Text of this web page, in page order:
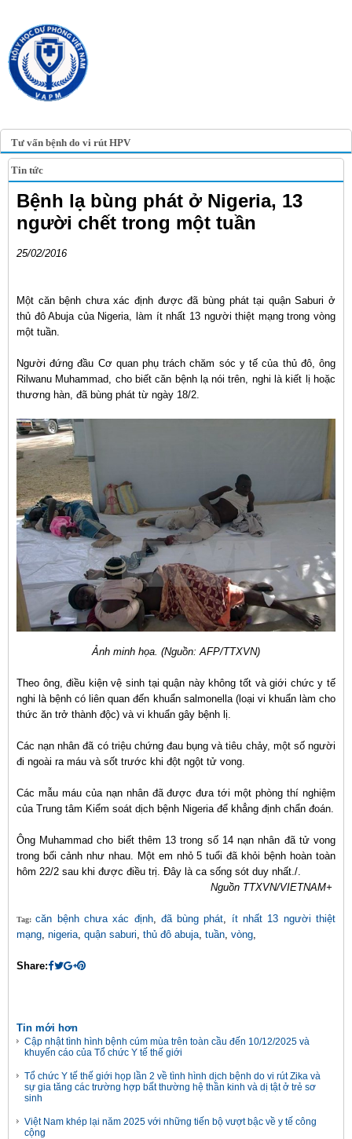
Tư vấn bệnh do vi rút HPV
Tin tức
Bệnh lạ bùng phát ở Nigeria, 13
người chết trong một tuần
25/02/2016
Một căn bệnh chưa xác định được đã bùng phát tại quận Saburi ở
thủ đô Abuja của Nigeria, làm ít nhất 13 người thiệt mạng trong vòng
một tuần.
Người đứng đầu Cơ quan phụ trách chăm sóc y tế của thủ đô, ông
Rilwanu Muhammad, cho biết căn bệnh lạ nói trên, nghi là kiết lị hoặc
thương hàn, đã bùng phát từ ngày 18/2.
Ảnh minh họa. (Nguồn: AFP/TTXVN)
Theo ông, điều kiện vệ sinh tại quận này không tốt và giới chức y tế
nghi là bệnh có liên quan đến khuẩn salmonella (loại vi khuẩn làm cho
thức ăn trở thành độc) và vi khuẩn gây bệnh lị.
Các nạn nhân đã có triệu chứng đau bụng và tiêu chảy, một số người
đi ngoài ra máu và sốt trước khi đột ngột tử vong.
Các mẫu máu của nạn nhân đã được đưa tới một phòng thí nghiệm
của Trung tâm Kiểm soát dịch bệnh Nigeria để khẳng định chẩn đoán.
Ông Muhammad cho biết thêm 13 trong số 14 nạn nhân đã tử vong
trong bối cảnh như nhau. Một em nhỏ 5 tuổi đã khỏi bệnh hoàn toàn
hôm 22/2 sau khi được điều trị. Đây là ca sống sót duy nhất./.
Nguồn TTXVN/VIETNAM+
Tag:căn bệnh chưa xác định, đã bùng phát
ít nhất 13 người thiệt
mạng nigeria quận saburi thủ đô abuja tuần vòng
Share:
Tin mới hơn
Cập nhật tình hình bệnh cúm mùa trên toàn cầu đến 10/12/2025 và
khuyến cáo của Tổ chức Y tế thế giới
Tổ chức Y tế thế giới họp lần 2 về tình hình dịch bệnh do vi rút Zika và
sự gia tăng các trường hợp bất thường hệ thần kinh và dị tật ở trẻ sơ
sinh
Việt Nam khép lại năm 2025 với những tiến bộ vượt bậc về y tế công
cộng